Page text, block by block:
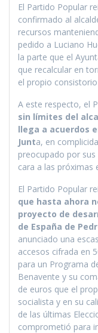
El Partido Popular
confirmado al
recursos
pedido a Luciano
la parte que el
que recalcular en
el propio
A este respecto, el
sin límites del
llega a acuerdos
Junta, en
preocupado por
cara a las próximas
El Partido Popular
que hasta ahora
proyecto de
de España de
anunciado una
accesos cifrada en
para un Programa
Benavente y su
de euros que el
socialista y en su
de las últimas
comprometió para